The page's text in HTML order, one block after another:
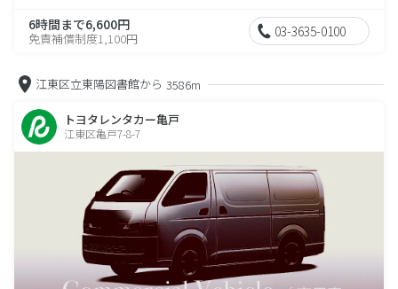
6時間まで6,600円
免責補償制度1,100円 03-3635-0100
江東区立東陽図書館から 3586m
トヨタレンタカー亀戸
江東区亀戸7-8-7